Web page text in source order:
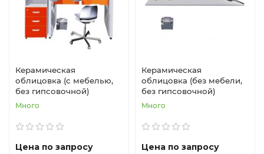
Керамическая
облицовка (с мебелью,
без гипсовочной)
Много
Цена по запросу
Керамическая
облицовка (без мебели,
без гипсовочной)
Много
Цена по запросу